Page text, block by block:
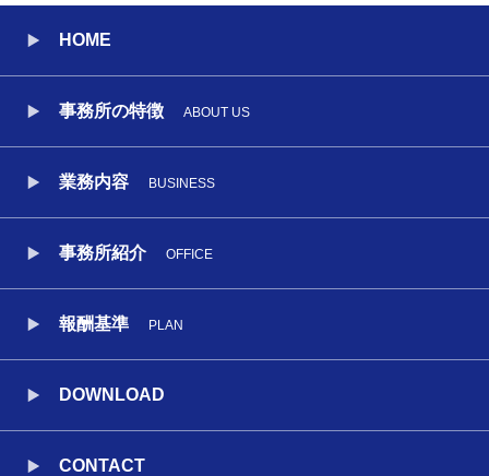
HOME
事務所の特徴 ABOUT US
業務内容 BUSINESS
事務所紹介 OFFICE
報酬基準 PLAN
DOWNLOAD
CONTACT